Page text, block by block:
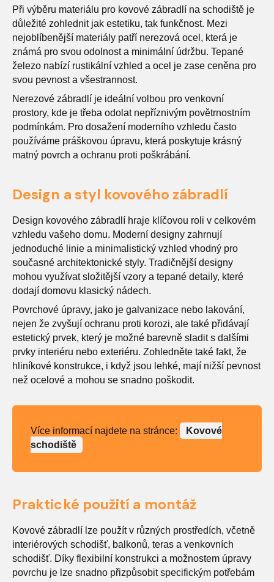
Při výběru materiálu pro kovové zábradlí na schodiště je
důležité zohlednit jak estetiku, tak funkčnost. Mezi
nejoblíbenější materiály patří nerezová ocel, která je
známá pro svou odolnost a minimální údržbu. Tepané
železo nabízí rustikální vzhled a ocel je zase ceněna pro
svou pevnost a všestrannost.
Nerezové zábradlí je ideální volbou pro venkovní
prostory, kde je třeba odolat nepříznivým povětrnostním
podmínkám. Pro dosažení moderního vzhledu často
používáme práškovou úpravu, která poskytuje krásný
matný povrch a ochranu proti poškrábání.
Design a styl kovového zábradlí
Design kovového zábradlí hraje klíčovou roli v celkovém
vzhledu vašeho domu. Moderní designy zahrnují
jednoduché linie a minimalistický vzhled vhodný pro
současné architektonické styly. Tradičnější designy
mohou využívat složitější vzory a tepané detaily, které
dodají domovu klasický nádech.
Povrchové úpravy, jako je galvanizace nebo lakování,
nejen že zvyšují ochranu proti korozi, ale také přidávají
estetický prvek, který je možné barevně sladit s dalšími
prvky interiéru nebo exteriéru. Zohledněte také fakt, že
hliníkové konstrukce, i když jsou lehké, mají nižší pevnost
než ocelové a mohou se snadno poškodit.
Více informací najdete na stránce:
Kovové
schodiště
Praktické použití a montáž
Kovové zábradlí lze použít v různých prostředích, včetně
interiérových schodišť, balkonů, teras a venkovních
schodišť. Díky flexibilní konstrukci a možnostem úpravy
povrchu je lze snadno přizpůsobit specifickým potřebám